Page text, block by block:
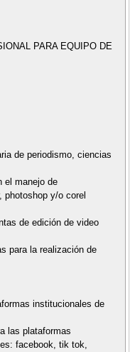
PARA EQUIPO DE
de periodismo, ciencias
el manejo de
photoshop y/o corel
de edición de video
para la realización de
institucionales de
las plataformas
facebook, tik tok,